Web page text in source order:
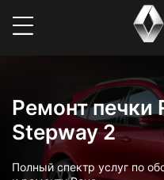
Ремонт печки
Stepway 2
Полный спектр услуг по